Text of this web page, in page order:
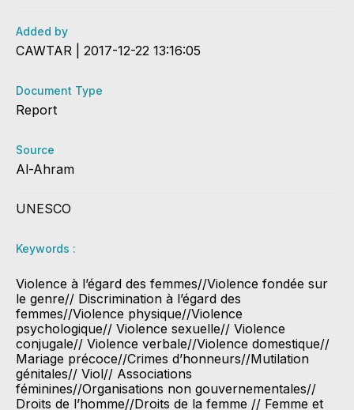
Added by
CAWTAR | 2017-12-22 13:16:05
Document Type
Report
Source
Al-Ahram
UNESCO
Keywords :
Violence à l’égard des femmes//Violence fondée sur
le genre// Discrimination à l’égard des
femmes//Violence physique//Violence
psychologique// Violence sexuelle// Violence
conjugale// Violence verbale//Violence domestique//
Mariage précoce//Crimes d’honneurs//Mutilation
génitales// Viol// Associations
féminines//Organisations non gouvernementales//
Droits de l’homme//Droits de la femme // Femme et